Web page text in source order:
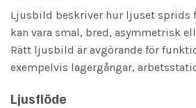
Ljusbild beskriver hur ljuset sprids
kan vara smal, bred, asymmetrisk
Rätt ljusbild är avgörande för
exempelvis lagergångar,
Ljusflöde